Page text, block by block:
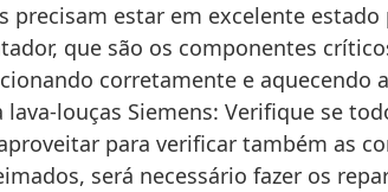
precisam estar em excelente
que são os componentes
corretamente e aquecendo
lava-louças Siemens: Verifique se
para verificar também as
será necessário fazer os